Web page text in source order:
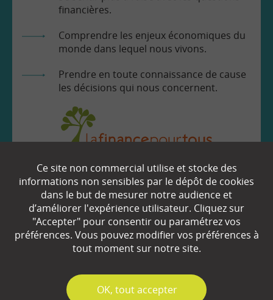
financières.
Comprendre les enjeux économiques du
monde dans lequel nous vivons.
Prendre en toute connaissance de cause
les décisions qui nous concernent.
EN SAVOIR
Qui sommes-nous ?
Partenaires
Plan du site
Ce site non commercial utilise et stocke des
informations non sensibles par le dépôt de cookies
dans le but de mesurer notre audience et
d’améliorer l'expérience utilisateur. Cliquez sur
"Accepter" pour consentir ou paramétrez vos
préférences. Vous pouvez modifier vos préférences à
tout moment sur notre site.
✓
OK, tout accepter